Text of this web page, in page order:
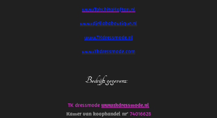
www.TakchitaKaftan.nl
www.djellababoutique.nl
www.TKdressmode.nl
www.Tkdressmode.com
Bedrijfs gegevens:
TK dressmode www.tkdressmode.nl
Kamer van koophandel nr’ 74016628